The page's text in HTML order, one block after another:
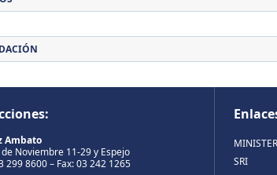
Ambato
Noviembre 11-29 y Espejo
299 8600 – Fax: 03 242 1265
SRI